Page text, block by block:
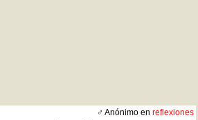
♂ Anónimo en reflexiones